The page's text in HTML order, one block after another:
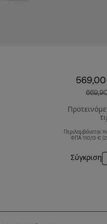
Περιλαμβάνεται
ΦΠΑ 110,13 €
Σύγκριση